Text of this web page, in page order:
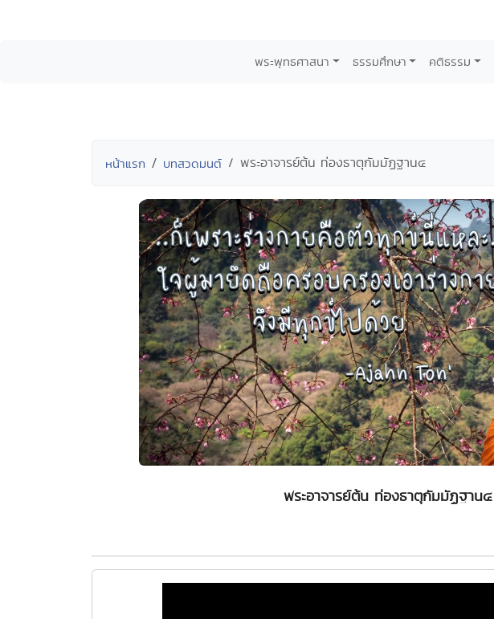
พระพุทธศาสนา ธรรมศึกษา คติธรรม
หน้าแรก บทสวดมนต์ พระอาจารย์ต้น ท่องธาตุกัมมัฏฐาน๔
พระอาจารย์ต้น ท่องธาตุกัมมัฏฐาน๔